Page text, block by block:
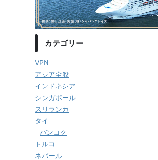
カテゴリー
VPN
アジア全般
インドネシア
シンガポール
スリランカ
タイ
バンコク
トルコ
ネパール